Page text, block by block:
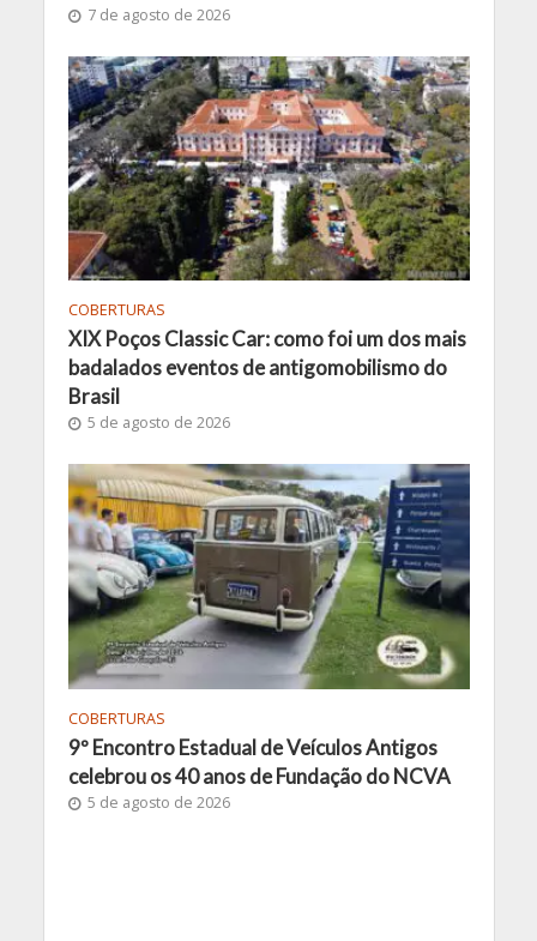
7 de agosto de 2026
COBERTURAS
XIX Poços Classic Car: como foi um dos mais
badalados eventos de antigomobilismo do
Brasil
5 de agosto de 2026
COBERTURAS
9º Encontro Estadual de Veículos Antigos
celebrou os 40 anos de Fundação do NCVA
5 de agosto de 2026